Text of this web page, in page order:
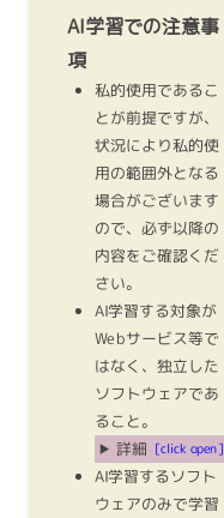
AI学習での注意事
項
私的使用であるこ
とが前提ですが、
状況により私的使
用の範囲外となる
場合がございます
ので、必ず以降の
内容をご確認くだ
さい。
AI学習する対象が
Webサービス等で
はなく、独立した
ソフトウェアであ
ること。
詳細 [click open]
AI学習するソフト
ウェアのみで学習